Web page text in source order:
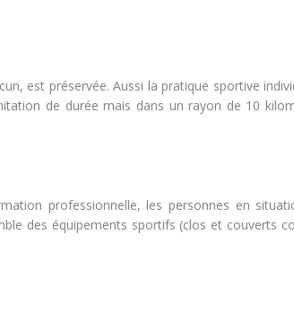
est préservée. Aussi la pratique sportive
de durée mais dans un rayon de 10
professionnelle, les personnes en
des équipements sportifs (clos et couverts